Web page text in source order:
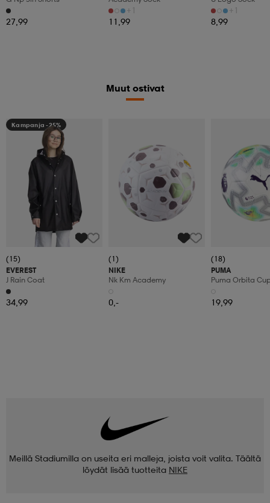
27,99
+1
11,99
+1
8,99
Muut ostivat
Kampanja -25%
(15)
EVEREST
J Rain Coat
34,99
(1)
NIKE
Nk Km Academy
0,-
(18)
PUMA
Puma Orbita
19,99
Meillä Stadiumilla on useita eri malleja, joista voit valita. Täältä
löydät lisää tuotteita NIKE